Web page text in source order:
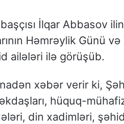
İlqar Abbasov
Həmrəylik Günü və
ailələri ilə görüşüb.
xəbər verir ki,
hüquq-
din xadimləri,